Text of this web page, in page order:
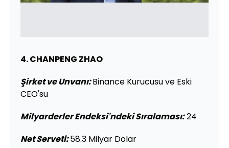
4. CHANPENG ZHAO
Şirket ve Unvanı:Binance Kurucusu ve Eski
CEO'su
Milyarderler Endeksi'ndeki Sıralaması:24
Net Serveti:58.3 Milyar Dolar